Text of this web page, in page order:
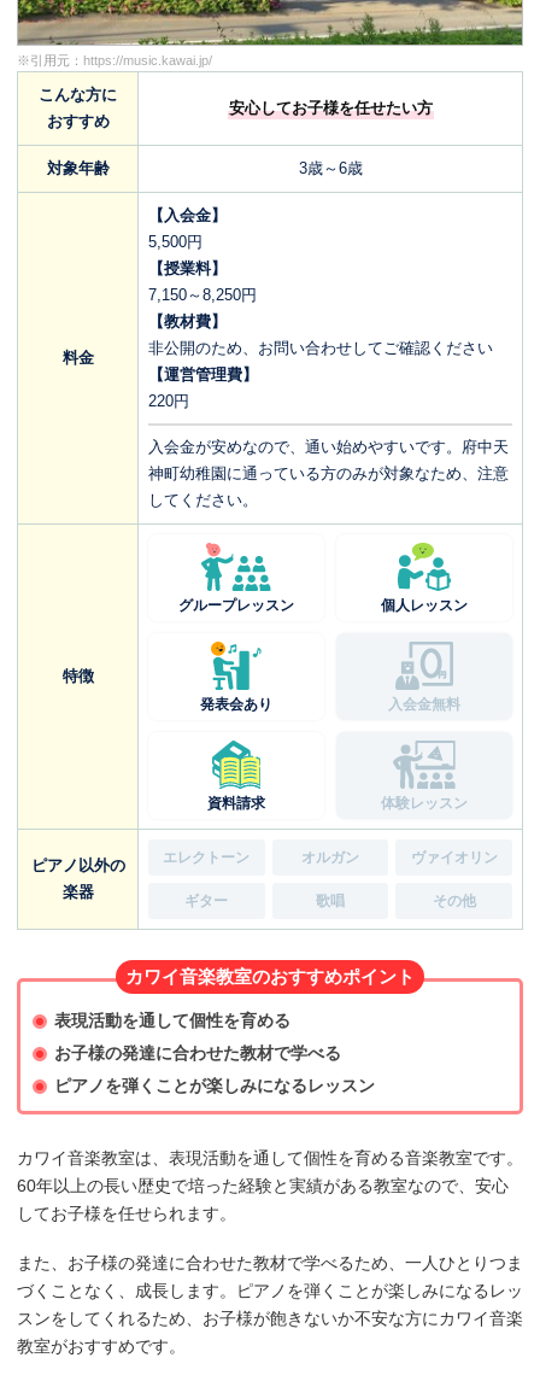
※引用元： https://music.kawai.jp/
こんな方に
おすすめ
安心してお子様を任せたい方
対象年齢 3歳～6歳
料金
【入会金】
5,500円
【授業料】
7,150～8,250円
【教材費】
非公開のため、お問い合わせしてご確認ください
【運営管理費】
220円
入会金が安めなので、通い始めやすいです。府中天
神町幼稚園に通っている方のみが対象なため、注意
してください。
特徴
グループレッスン 個人レッスン
発表会あり 入会金無料
資料請求 体験レッスン
ピアノ以外の
楽器
エレクトーン オルガン ヴァイオリン
ギター 歌唱 その他
カワイ音楽教室のおすすめポイント
表現活動を通して個性を育める
お子様の発達に合わせた教材で学べる
ピアノを弾くことが楽しみになるレッスン
カワイ音楽教室は、表現活動を通して個性を育める音楽教室です。
60年以上の長い歴史で培った経験と実績がある教室なので、安心
してお子様を任せられます。
また、お子様の発達に合わせた教材で学べるため、一人ひとりつま
づくことなく、成長します。ピアノを弾くことが楽しみになるレッ
スンをしてくれるため、お子様が飽きないか不安な方にカワイ音楽
教室がおすすめです。